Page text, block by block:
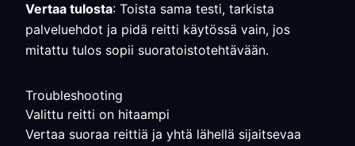
Vertaa tulosta: Toista sama testi, tarkista
palveluehdot ja pidä reitti käytössä vain, jos
mitattu tulos sopii suoratoistotehtävään.
Troubleshooting
Valittu reitti on hitaampi
Vertaa suoraa reittiä ja yhtä lähellä sijaitsevaa